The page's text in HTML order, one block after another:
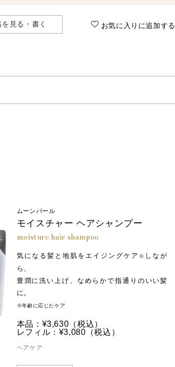
見る・書く お気に入りに追加する
ウム-１０、トコフェロール、コカミドメチルＭＥ
コール、塩化Ｎａ、クエン酸、ココイルグルタミ
Ｇ、ＤＰＧ、フェノキシエタノール
クロリド、香料、セタノール、加水分解コンキオ
リン酸）グリセリル、ダイマージリノール酸ダイ
、クレアチン、ＢＧ、トコフェロール、ヒドロキ
Ｇ－３カプリリルエーテル、ポリクオタニウム－
２Ｎａ、リン酸Ｎａ、フェノキシエタノール
ルメチルタウリンＮａ、ジステアリン酸グリコー
加水分解水添デンプン、グリチルリチン酸２Ｋ、
タミン酸ジ（フィトステリル／オクチルドデシ
ａ、クエン酸、塩化Ｎａ、ポリクオタニウム－１
酸Ｋ、フェノキシエタノール
ムーンパール
モイスチャー ヘアシャンプー
moisture hair shampoo
気になる髪と地肌をエイジングケア ※ しなが
ら、
豊潤に洗い上げ、なめらかで指通りのいい髪
に。
※年齢に応じたケア
ヘアケア
本品：¥3,630 （税込）
レフィル：¥3,080 （税込）